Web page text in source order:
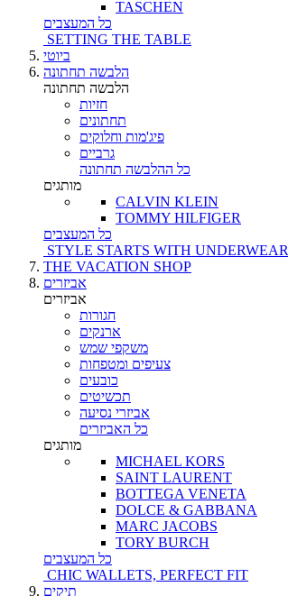
TASCHEN
כל המעצבים
SETTING THE TABLE
ביוטי
הלבשה תחתונה
הלבשה תחתונה
חזיות
תחתונים
פיג'מות וחלוקים
גרביים
כל ההלבשה תחתונה
מותגים
CALVIN KLEIN
TOMMY HILFIGER
כל המעצבים
STYLE STARTS WITH UNDERWEAR
THE VACATION SHOP
אביזרים
אביזרים
חגורות
ארנקים
משקפי שמש
צעיפים ומטפחות
כובעים
תכשיטים
אביזרי נסיעה
כל האביזרים
מותגים
MICHAEL KORS
SAINT LAURENT
BOTTEGA VENETA
DOLCE & GABBANA
MARC JACOBS
TORY BURCH
כל המעצבים
CHIC WALLETS, PERFECT FIT
תיקים